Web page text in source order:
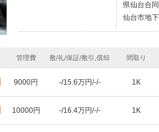
県仙台合
仙台市地
管理費 敷/礼/保証/敷引,償却 間取り
9000円 -/15.6万円/-/- 1K
10000円 -/16.4万円/-/- 1K